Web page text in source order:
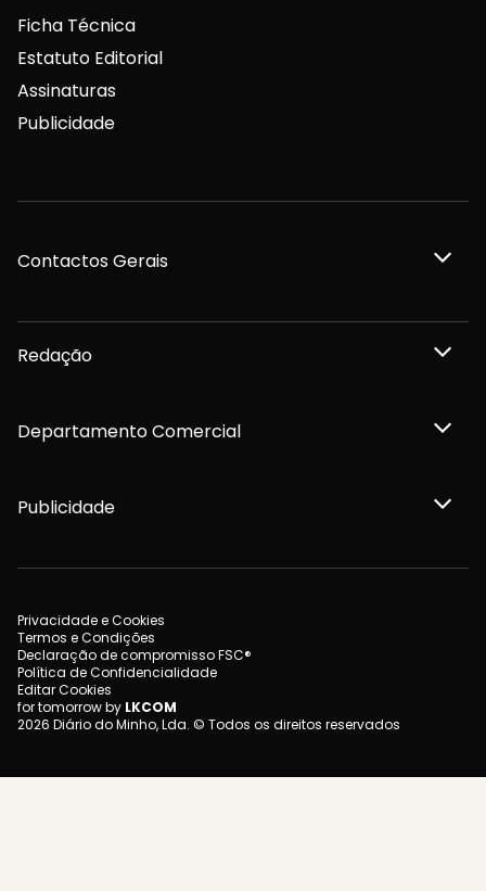
Ficha Técnica
Estatuto Editorial
Assinaturas
Publicidade
Contactos Gerais
Redação
Departamento Comercial
Publicidade
Privacidade e Cookies
Termos e Condições
Declaração de compromisso FSC®
Política de Confidencialidade
Editar Cookies
for tomorrow by LKCOM
2026 Diário do Minho, Lda. © Todos os direitos reservados